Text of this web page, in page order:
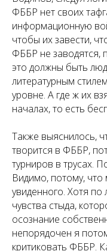
ФББР нет своих
информационную
чтобы их завести,
ФББР не заводятся,
это должны быть
литературным
уровне. А где ж их
началах, то есть
Также выяснилось,
творится в ФББР,
турниров в трусах.
Видимо, потому,
увиденного. Хотя
чувства стыда,
осознание
непорядочен я
критиковать ФББР.